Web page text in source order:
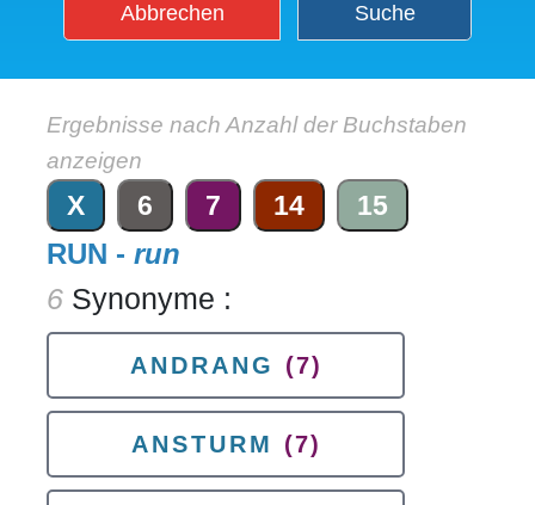
Abbrechen Suche
Ergebnisse nach Anzahl der Buchstaben
anzeigen
X 6 7 14 15
RUN - run
6 Synonyme :
ANDRANG (7)
ANSTURM (7)